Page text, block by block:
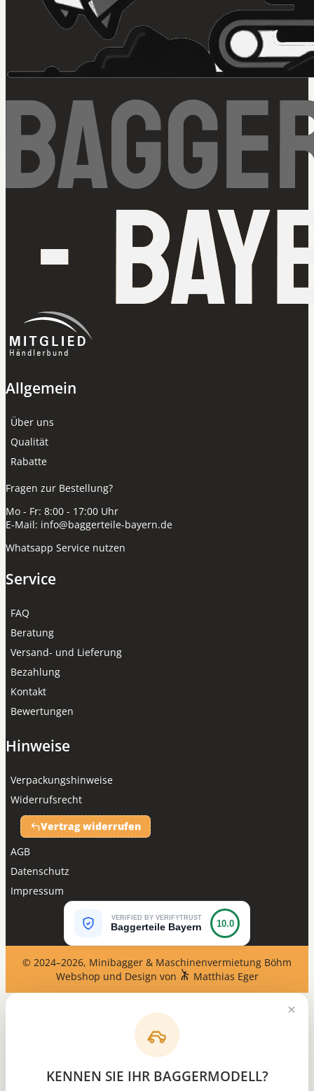
Allgemein
Über uns
Qualität
Rabatte
Fragen zur Bestellung?
Mo - Fr: 8:00 - 17:00 Uhr
E-Mail: info@baggerteile-bayern.de
Whatsapp Service nutzen
Service
FAQ
Beratung
Versand- und Lieferung
Bezahlung
Kontakt
Bewertungen
Hinweise
Verpackungshinweise
Widerrufsrecht
Vertrag widerrufen
AGB
Datenschutz
Impressum
VERIFIED BY VERIFYTRUST
Baggerteile Bayern 10.0
© 2024–2026, Minibagger & Maschinenvermietung Böhm
Webshop und Design von
Matthias Eger
KENNEN SIE IHR BAGGERMODELL?